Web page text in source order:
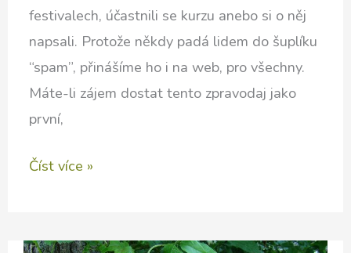
festivalech, účastnili se kurzu anebo si o něj
napsali. Protože někdy padá lidem do šuplíku
“spam”, přinášíme ho i na web, pro všechny.
Máte-li zájem dostat tento zpravodaj jako
první,
PERMAKULTurní
duben
Číst více »